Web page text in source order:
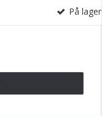
På lager